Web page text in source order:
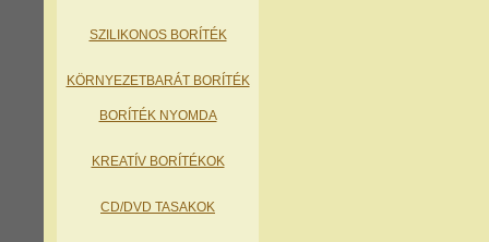
SZILIKONOS BORÍTÉK
KÖRNYEZETBARÁT BORÍTÉK
BORÍTÉK NYOMDA
KREATÍV BORÍTÉKOK
CD/DVD TASAKOK